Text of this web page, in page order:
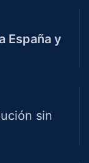
España y
sin